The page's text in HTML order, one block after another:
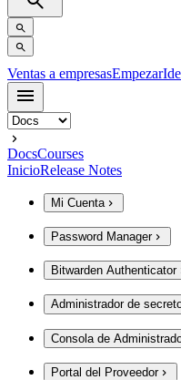
Ventas a empresasEmpezar
DocsCourses
InicioRelease Notes
Mi Cuenta
Password Manager
Bitwarden Authenticator
Administrador de
Consola de
Portal del Proveedor